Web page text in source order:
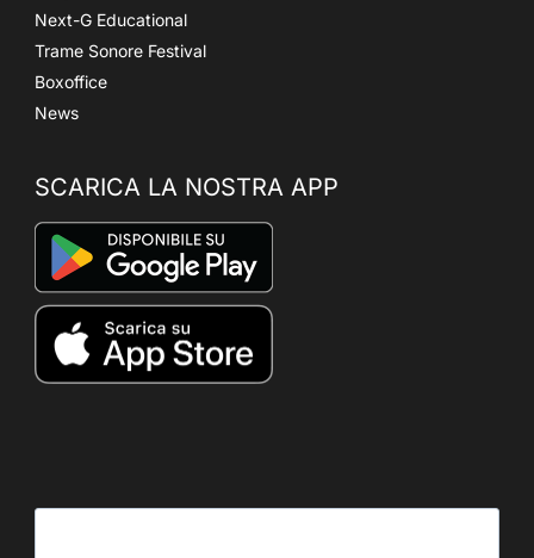
Next-G Educational
Trame Sonore Festival
Boxoffice
News
SCARICA LA NOSTRA APP